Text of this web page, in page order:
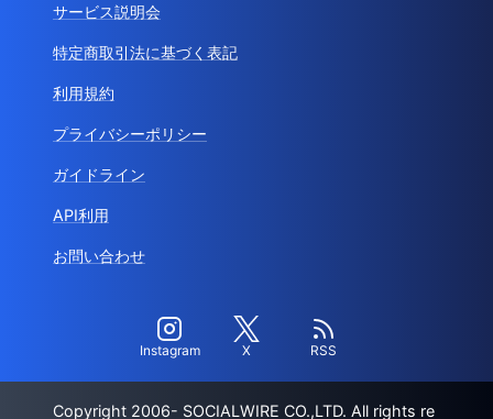
サービス説明会
特定商取引法に基づく表記
利用規約
プライバシーポリシー
ガイドライン
API利用
お問い合わせ
Instagram X RSS
Copyright 2006- SOCIALWIRE CO.,LTD. All rights re